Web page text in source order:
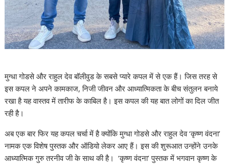
मुग्धा गोडसे और राहुल देव बॉलीवुड के सबसे प्यारे कपल में से एक हैं। जिस तरह से
इस कपल ने अपने कामकाज, निजी जीवन और आध्यात्मिकता के बीच संतुलन बनाये
रखा है यह वास्तव में तारीफ के काबिल है। इस कपल की यह बात लोगों का दिल जीत
रही है।
अब एक बार फिर यह कपल चर्चा में है क्योंकि मुग्धा गोडसे और राहुल देव ‘कृष्ण वंदना’
नामक एक विशेष पुस्तक और ऑडियो लेकर आए हैं। इस की शुरूआत उन्होंने उनके
आध्यात्मिक गुरु तरनीव जी के साथ की है। ‘कृष्ण वंदना’ पुस्तक में भगवान कृष्ण के